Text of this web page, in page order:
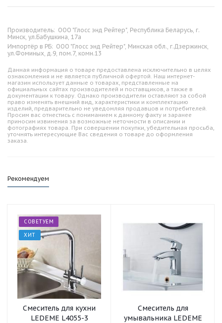
Производитель: ООО "Глосс энд Рейтер", Республика Беларусь, г.
Минск, ул.Бабушкина, 17а
Импортёр в РБ: ООО "Глосс энд Рейтер", Минская обл., г.Дзержинск,
ул.Фоминых, д.9, пом.7, комн.13
Данная информация о товаре предоставлена исключительно в целях
ознакомления и не является публичной офертой. Наш интернет-
магазин использует данные о товарах, представленные на
официальных сайтах производителей и поставщиков, а также в
документации к товару. Однако производители оставляют за собой
право изменять внешний вид, характеристики и комплектацию
изделий, предварительно не уведомляя продавцов и потребителей.
Просим вас отнестись с пониманием к данному факту и заранее
приносим извинения за возможные неточности в описании и
фотографиях товара. При совершении покупки, убедительная просьба,
уточнять интересующие Вас сведения о товаре до оформления
заказа.
Рекомендуем
СОВЕТУЕМ
ХИТ
Смеситель для кухни
LEDEME L4055-3
Смеситель для
умывальника LEDEME